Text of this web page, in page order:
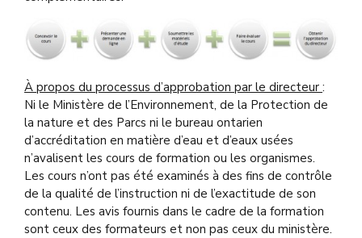
À propos du processus d’approbation par le directeur :
Ni le Ministère de l’Environnement, de la Protection de
la nature et des Parcs ni le bureau ontarien
d’accréditation en matière d’eau et d’eaux usées
n’avalisent les cours de formation ou les organismes.
Les cours n’ont pas été examinés à des fins de contrôle
de la qualité de l’instruction ni de l’exactitude de son
contenu. Les avis fournis dans le cadre de la formation
sont ceux des formateurs et non pas ceux du ministère.